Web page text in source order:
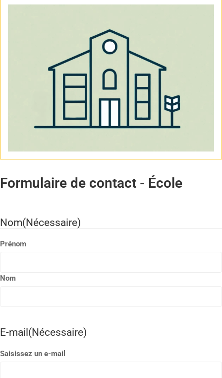
Formulaire de contact - École
Nom(Nécessaire)
Prénom
Nom
E-mail (Nécessaire)
Saisissez un e-mail